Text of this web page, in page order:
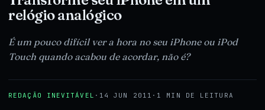
relógio analógico
É um pouco difícil ver a hora no seu iPhone ou iPod
Touch quando acabou de acordar, não é?
REDAÇÃO INEVITÁVEL · 14 JUN 2011 · 1 MIN DE LEITURA